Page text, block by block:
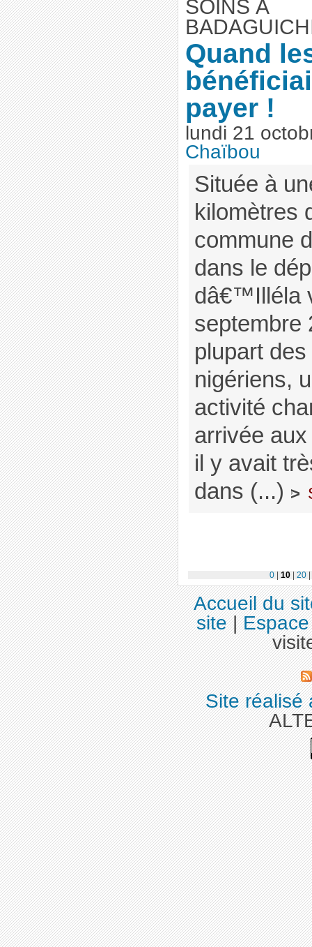
SOINS À
Quand
payer !
lundi 21
Chaïbou
Située à
kilomètres
commune
dans le
dâ€™Illéla
septembre
plupart
nigériens,
activité
arrivée
il y avait
dans (...) >
0 | 10 | 20 |
Accueil du
site|
Site réalisé